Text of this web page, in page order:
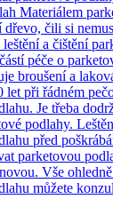
Materiálem
čili si
leštění a čištění
péče o
broušení a
let při řádném
Je třeba
podlahy.
před
parketovou
Vše
můžete